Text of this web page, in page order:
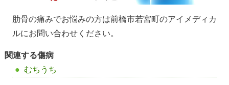
肋骨の痛みでお悩みの方は前橋市若宮町のアイメディカ
ルにお問い合わせください。
関連する傷病
むちうち